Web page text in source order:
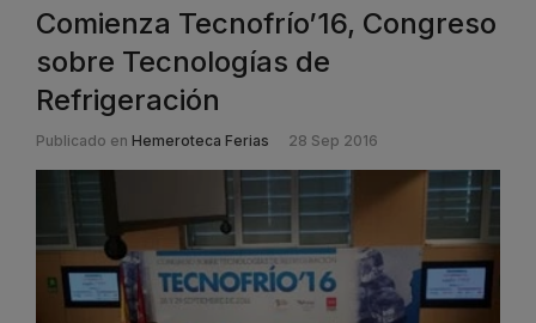
Comienza Tecnofrío’16, Congreso
sobre Tecnologías de
Refrigeración
Publicado en Hemeroteca Ferias 28 Sep 2016